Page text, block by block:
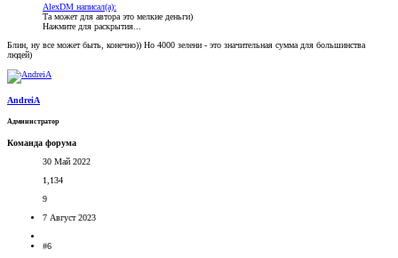
AlexDM написал(а):
Та может для автора это мелкие деньги)
Нажмите для раскрытия...
Блин, ну все может быть, конечно)) Но 4000 зелени - это значительная сумма для большинства
людей)
AndreiA
Администратор
Команда форума
30 Май 2022
1,134
9
7 Август 2023
#6